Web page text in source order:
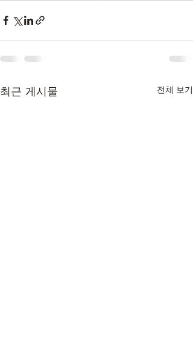
최근 게시물 전체 보기